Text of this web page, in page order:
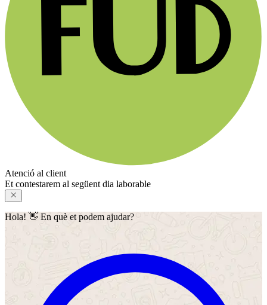
Atenció al client
Et contestarem al següent dia laborable
Hola! 👋 En què et podem ajudar?